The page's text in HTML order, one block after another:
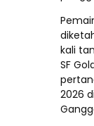
kali
SF
2026